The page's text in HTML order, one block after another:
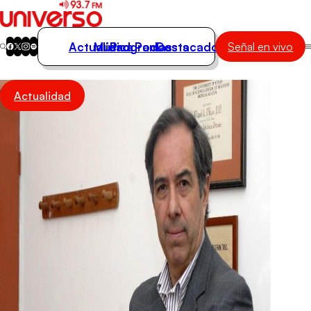
Actualidad
Música
Destacados
Actualidad
Música
Programas
Podcasts
Destacados Señal en vivo
Actualidad